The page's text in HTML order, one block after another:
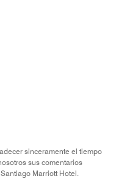
sinceramente el tiempo
sus comentarios
Marriott Hotel.